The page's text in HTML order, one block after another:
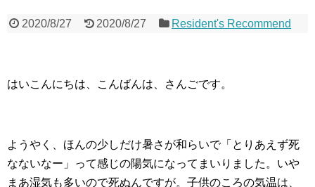
2020/8/27 2020/8/27 Resident's Recommend
はいこんにちは、こんばんは、さんごです。
ようやく、ほんの少しだけ暑さが和らいで「とりあえず死
なないなー」って感じの陽気になってまいりました。いや
まあ湿気も多いので死ぬんですが。子供のころの気温は、